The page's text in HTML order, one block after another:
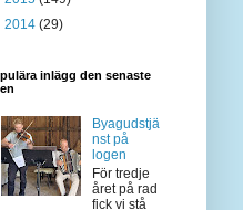
2014 (29)
inlägg den senaste
Byagudstjä
nst på
logen
För tredje
året på rad
fick vi stå